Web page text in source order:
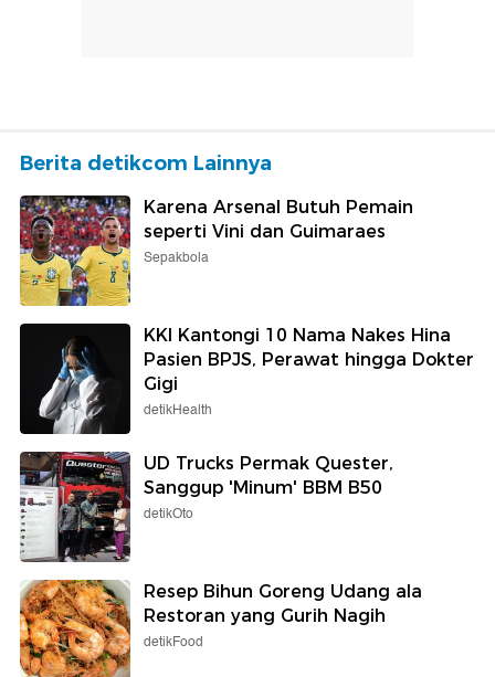
Berita detikcom Lainnya
Karena Arsenal Butuh Pemain
seperti Vini dan Guimaraes
Sepakbola
KKI Kantongi 10 Nama Nakes Hina
Pasien BPJS, Perawat hingga Dokter
Gigi
detikHealth
UD Trucks Permak Quester,
Sanggup 'Minum' BBM B50
detikOto
Resep Bihun Goreng Udang ala
Restoran yang Gurih Nagih
detikFood